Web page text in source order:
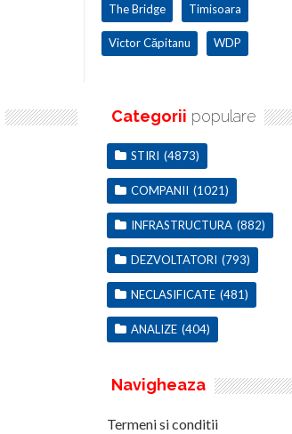
The Bridge Timisoara
Victor Căpitanu WDP
Categorii populare
STIRI (4873)
COMPANII (1021)
INFRASTRUCTURA (882)
DEZVOLTATORI (793)
NECLASIFICATE (481)
ANALIZE (404)
Navigheaza
Termeni si conditii